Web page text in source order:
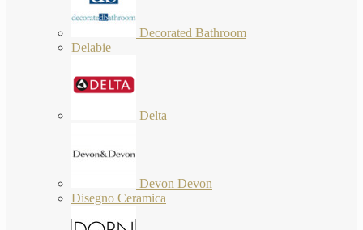
Decorated Bathroom
Delabie
Delta
Devon Devon
Disegno Ceramica